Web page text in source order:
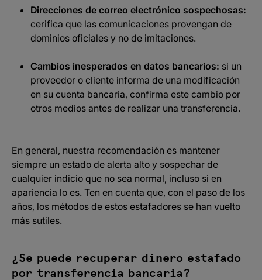
Direcciones de correo electrónico sospechosas:
cerifica que las comunicaciones provengan de
dominios oficiales y no de imitaciones.​
Cambios inesperados en datos bancarios: si un
proveedor o cliente informa de una modificación
en su cuenta bancaria, confirma este cambio por
otros medios antes de realizar una transferencia.​
En general, nuestra recomendación es mantener
siempre un estado de alerta alto y sospechar de
cualquier indicio que no sea normal, incluso si en
apariencia lo es. Ten en cuenta que, con el paso de los
años, los métodos de estos estafadores se han vuelto
más sutiles.
¿Se puede recuperar dinero estafado
por transferencia bancaria?